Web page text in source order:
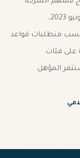
اعتباراً من يوم الأحد 4 يونيو إلى الثلاثاء 6 يونيو 2023،
متطلبات قواعد
على فئات
المؤهل.